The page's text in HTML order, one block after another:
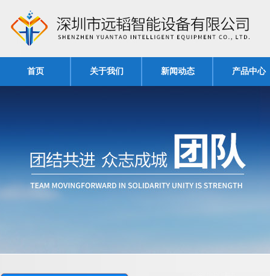
首页 关于我们 新闻动态 产品中心